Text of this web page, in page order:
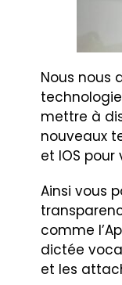
Nous nous
mettre à
nouveaux
et IOS pour
Ainsi vous
comme
dictée
et les